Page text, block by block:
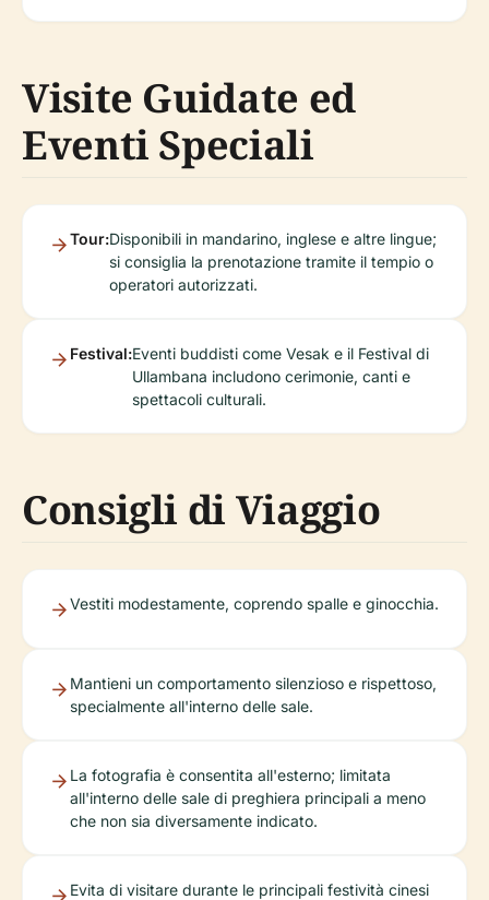
Visite Guidate ed
Eventi Speciali
Tour:Disponibili in mandarino, inglese e altre lingue;
si consiglia la prenotazione tramite il tempio o
operatori autorizzati.
Festival:Eventi buddisti come Vesak e il Festival di
Ullambana includono cerimonie, canti e
spettacoli culturali.
Consigli di Viaggio
Vestiti modestamente, coprendo spalle e ginocchia.
Mantieni un comportamento silenzioso e rispettoso,
specialmente all'interno delle sale.
La fotografia è consentita all'esterno; limitata
all'interno delle sale di preghiera principali a meno
che non sia diversamente indicato.
Evita di visitare durante le principali festività cinesi